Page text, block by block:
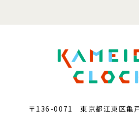
〒136-0071 東京都江東区亀